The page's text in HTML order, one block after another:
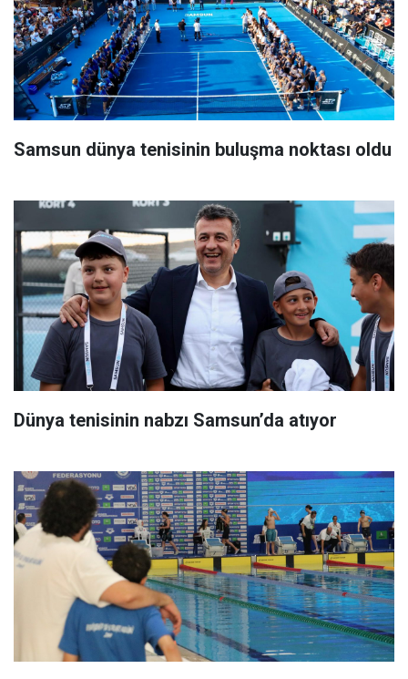
Samsun dünya tenisinin buluşma noktası oldu
Dünya tenisinin nabzı Samsun’da atıyor